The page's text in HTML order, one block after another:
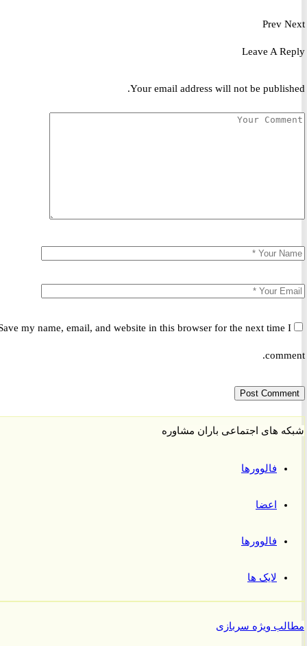
Prev
Leave A
Your email address will not be
Save my name, email, and website in this browser for the next time
های اجتماعی باران مشاوره
فالوورها
اعضا
فالوورها
لایک ها
ویژه سربازی